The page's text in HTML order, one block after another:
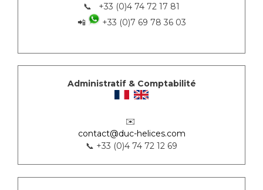
📞 +33 (0)4 74 72 17 81
📲
+33 (0)7 69 78 36 03
Administratif & Comptabilité
✉️
contact@duc-helices.com
📞 +33 (0)4 74 72 12 69